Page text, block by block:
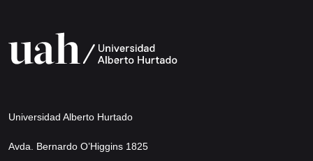
Universidad Alberto Hurtado
Avda. Bernardo O’Higgins 1825